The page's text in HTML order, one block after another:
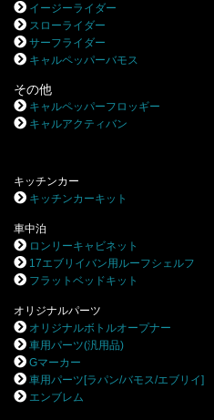
イージーライダー
スローライダー
サーフライダー
キャルペッパーバモス
その他
キャルペッパーフロッギー
キャルアクティバン
キッチンカー
キッチンカーキット
車中泊
ロンリーキャビネット
17エブリイバン用ルーフシェルフ
フラットベッドキット
オリジナルパーツ
オリジナルボトルオープナー
車用パーツ(汎用品)
Gマーカー
車用パーツ[ラパン/バモス/エブリイ]
エンブレム